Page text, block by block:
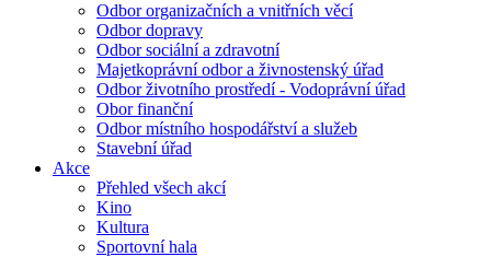
Odbor organizačních a vnitřních věcí
Odbor dopravy
Odbor sociální a zdravotní
Majetkoprávní odbor a živnostenský úřad
Odbor životního prostředí - Vodoprávní úřad
Obor finanční
Odbor místního hospodářství a služeb
Stavební úřad
Akce
Přehled všech akcí
Kino
Kultura
Sportovní hala